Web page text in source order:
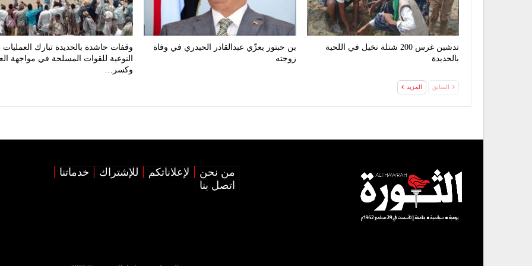
تدشين غرس 200 شتلة نخيل في اللحية
بالحديدة
بن حبتور يعزّي عبدالقادر الحيدري في وفاة
زوجته
وقفات حاشدة بالحديدة تبارك العمليات
النوعية للقوات المسلحة في مواجهة
وكسر…
السابق المزيد
من نحن لإعلاناتكم للإشتراك
خدماتنا
اتصل بنا